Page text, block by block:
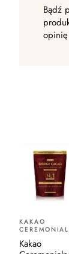
Bądź
KAKAO
Kakao